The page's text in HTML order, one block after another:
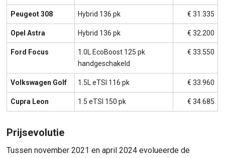
Peugeot 308 Hybrid 136 pk € 31.335
Opel Astra Hybrid 136 pk € 32.200
Ford Focus
1.0L EcoBoost 125 pk
handgeschakeld
€ 33.550
Volkswagen Golf 1.5L eTSI 116 pk € 33.960
Cupra Leon 1.5 eTSI 150 pk € 34.685
Prijsevolutie
Tussen november 2021 en april 2024 evolueerde de